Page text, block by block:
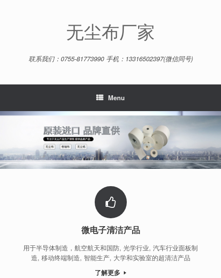
无尘布厂家
联系我们：0755-81773990 手机：13316502397(微信同号)
Menu
微电子清洁产品
用于半导体制造，航空航天和国防, 光学行业, 汽车行业面板制
造, 移动终端制造, 智能生产, 大学和实验室的超清洁产品
了解更多